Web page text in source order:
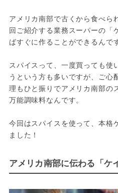
アメリカ南部で古くから食べら
回ご紹介する業務スーパーの「
ばすぐに作ることができるんで
スパイスって、一度買っても使
うという方も多いですが、ご心
理もひと振りでアメリカ南部の
万能調味料なんです。
今回はスパイスを使って、本格
ました！
アメリカ南部に伝わる「ケ